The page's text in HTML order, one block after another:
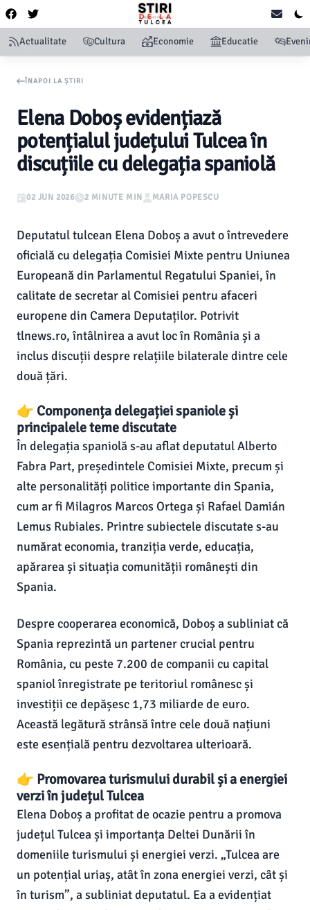
Actualitate Cultura Economie Educatie
ÎNAPOI LA ȘTIRI
Elena Doboș evidențiază
potențialul județului Tulcea în
discuțiile cu delegația spaniolă
02 JUN 2026 2 MINUTE MIN MARIA POPESCU
Deputatul tulcean Elena Doboș a avut o întrevedere
oficială cu delegația Comisiei Mixte pentru Uniunea
Europeană din Parlamentul Regatului Spaniei, în
calitate de secretar al Comisiei pentru afaceri
europene din Camera Deputaților. Potrivit
tlnews.ro, întâlnirea a avut loc în România și a
inclus discuții despre relațiile bilaterale dintre cele
două țări.
👉 Componența delegației spaniole și
principalele teme discutate
În delegația spaniolă s-au aflat deputatul Alberto
Fabra Part, președintele Comisiei Mixte, precum și
alte personalități politice importante din Spania,
cum ar fi Milagros Marcos Ortega și Rafael Damián
Lemus Rubiales. Printre subiectele discutate s-au
numărat economia, tranziția verde, educația,
apărarea și situația comunității românești din
Spania.
Despre cooperarea economică, Doboș a subliniat că
Spania reprezintă un partener crucial pentru
România, cu peste 7.200 de companii cu capital
spaniol înregistrate pe teritoriul românesc și
investiții ce depășesc 1,73 miliarde de euro.
Această legătură strânsă între cele două națiuni
este esențială pentru dezvoltarea ulterioară.
👉 Promovarea turismului durabil și a energiei
verzi în județul Tulcea
Elena Doboș a profitat de ocazie pentru a promova
județul Tulcea și importanța Deltei Dunării în
domeniile turismului și energiei verzi. „Tulcea are
un potențial uriaș, atât în zona energiei verzi, cât și
în turism”, a subliniat deputatul. Ea a evidențiat